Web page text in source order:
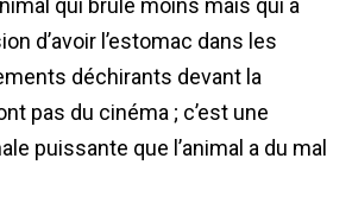
qui brûle moins mais qui a
d’avoir l’estomac dans les
déchirants devant la
pas du cinéma ; c’est une
puissante que l’animal a du mal